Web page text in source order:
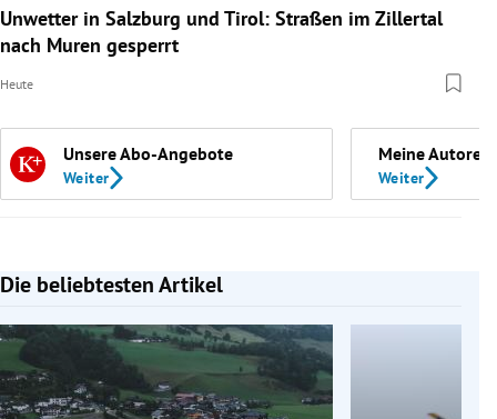
Unwetter in Salzburg und Tirol: Straßen im Zillertal
nach Muren gesperrt
Heute
Unsere Abo-Angebote
Weiter
Meine Autoren
Weiter
Die beliebtesten Artikel
Slide 1 von 7